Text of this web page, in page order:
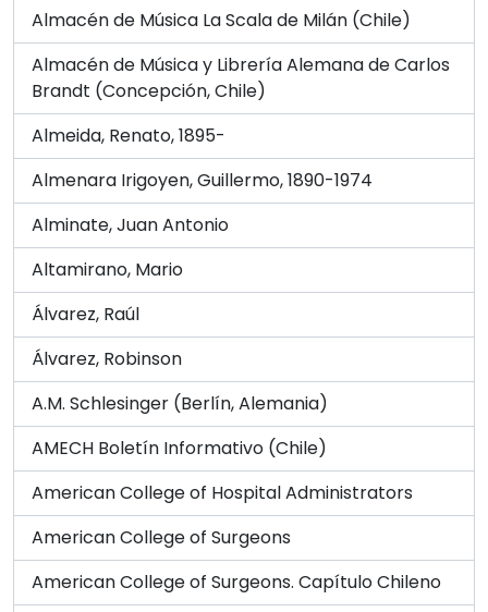
Almacén de Música La Scala de Milán (Chile)
Almacén de Música y Librería Alemana de Carlos
Brandt (Concepción, Chile)
Almeida, Renato, 1895-
Almenara Irigoyen, Guillermo, 1890-1974
Alminate, Juan Antonio
Altamirano, Mario
Álvarez, Raúl
Álvarez, Robinson
A.M. Schlesinger (Berlín, Alemania)
AMECH Boletín Informativo (Chile)
American College of Hospital Administrators
American College of Surgeons
American College of Surgeons. Capítulo Chileno